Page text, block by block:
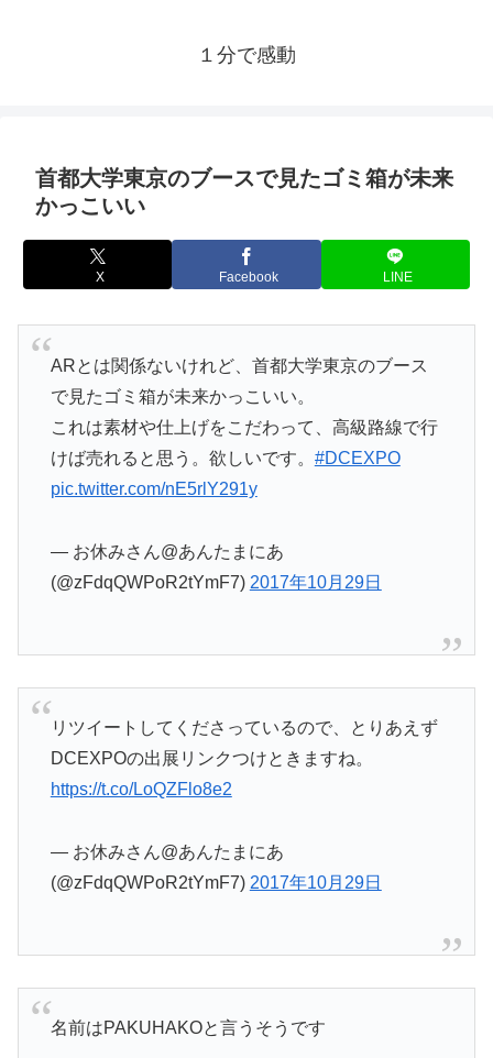
１分で感動
首都大学東京のブースで見たゴミ箱が未来
かっこいい
X Facebook LINE
ARとは関係ないけれど、首都大学東京のブース
で見たゴミ箱が未来かっこいい。
これは素材や仕上げをこだわって、高級路線で行
けば売れると思う。欲しいです。 #DCEXPO
pic.twitter.com/nE5rlY291y
— お休みさん@あんたまにあ
(@zFdqQWPoR2tYmF7) 2017年10月29日
リツイートしてくださっているので、とりあえず
DCEXPOの出展リンクつけときますね。
https://t.co/LoQZFlo8e2
— お休みさん@あんたまにあ
(@zFdqQWPoR2tYmF7) 2017年10月29日
名前はPAKUHAKOと言うそうです